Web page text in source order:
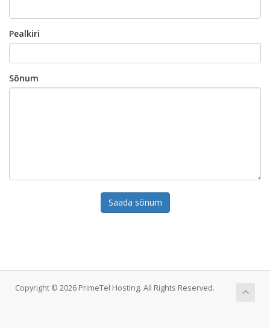
Pealkiri
Sõnum
Saada sõnum
Copyright © 2026 PrimeTel Hosting. All Rights Reserved.